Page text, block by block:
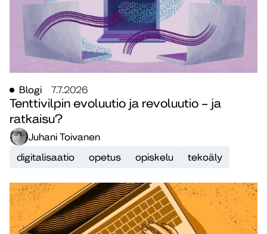
Blogi 7.7.2026
Tenttivilpin evoluutio ja revoluutio – ja
ratkaisu?
Juhani Toivanen
digitalisaatio
opetus opiskelu tekoäly